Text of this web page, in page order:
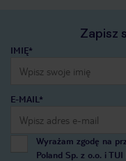
Zapisz
IMIĘ*
E-MAIL*
Wyrażam zgodę na
Poland Sp. z o.o. i